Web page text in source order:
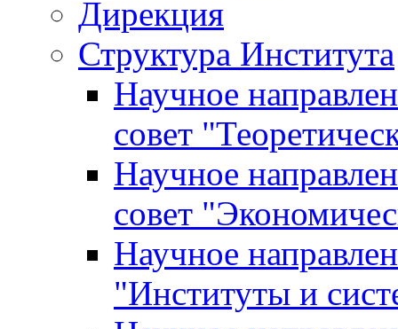
Дирекция
Структура Института
Научное
совет
Научное
совет
Научное
"Институты и